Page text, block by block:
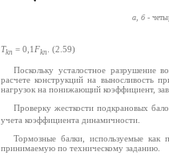
а, б-
Tkn = 0,1 Fkn (2.59)
Поскольку усталостное разрушение
расчете конструкций на выносливость
нагрузок на понижающий коэффициент,
Проверку жесткости подкрановых
учета коэффициента динамичности.
Тормозные балки, используемые
принимаемую по техническому заданию.